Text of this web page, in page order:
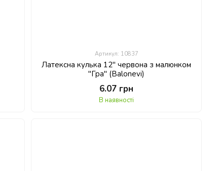
Артикул: 10837
Латексна кулька 12" червона з малюнком
"Гра" (Balonevi)
6.07 грн
В наявності